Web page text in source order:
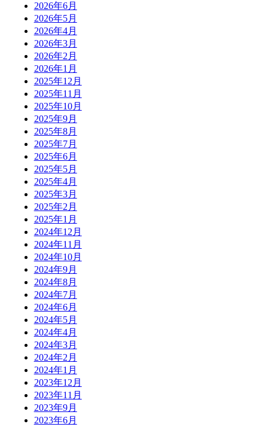
2026年6月
2026年5月
2026年4月
2026年3月
2026年2月
2026年1月
2025年12月
2025年11月
2025年10月
2025年9月
2025年8月
2025年7月
2025年6月
2025年5月
2025年4月
2025年3月
2025年2月
2025年1月
2024年12月
2024年11月
2024年10月
2024年9月
2024年8月
2024年7月
2024年6月
2024年5月
2024年4月
2024年3月
2024年2月
2024年1月
2023年12月
2023年11月
2023年9月
2023年6月